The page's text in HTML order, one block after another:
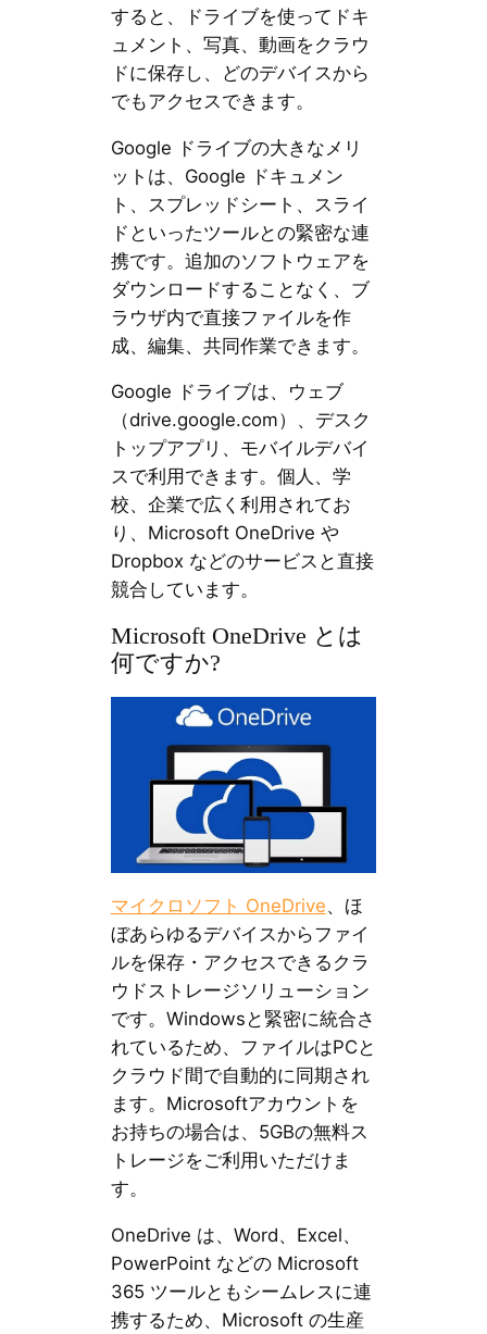
すると、ドライブを使ってドキ
ュメント、写真、動画をクラウ
ドに保存し、どのデバイスから
でもアクセスできます。
Google ドライブの大きなメリ
ットは、Google ドキュメン
ト、スプレッドシート、スライ
ドといったツールとの緊密な連
携です。追加のソフトウェアを
ダウンロードすることなく、ブ
ラウザ内で直接ファイルを作
成、編集、共同作業できます。
Google ドライブは、ウェブ
（drive.google.com）、デスク
トップアプリ、モバイルデバイ
スで利用できます。個人、学
校、企業で広く利用されてお
り、Microsoft OneDrive や
Dropbox などのサービスと直接
競合しています。
Microsoft OneDrive とは
何ですか?
マイクロソフト OneDrive、ほ
ぼあらゆるデバイスからファイ
ルを保存・アクセスできるクラ
ウドストレージソリューション
です。Windowsと緊密に統合さ
れているため、ファイルはPCと
クラウド間で自動的に同期され
ます。Microsoftアカウントを
お持ちの場合は、5GBの無料ス
トレージをご利用いただけま
す。
OneDrive は、Word、Excel、
PowerPoint などの Microsoft
365 ツールともシームレスに連
携するため、Microsoft の生産